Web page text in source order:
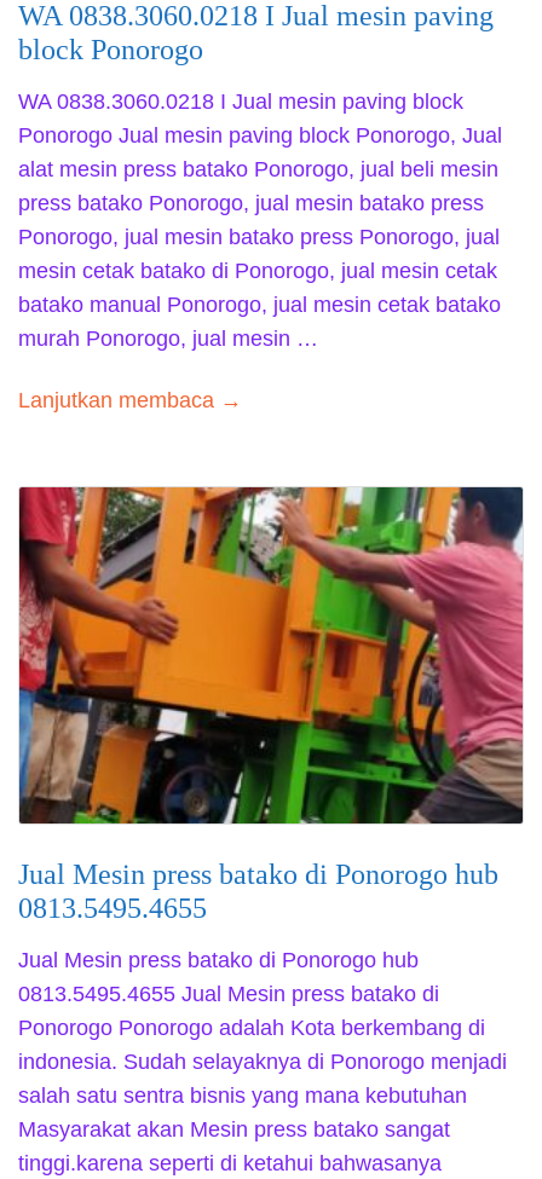
WA 0838.3060.0218 I Jual mesin paving
block Ponorogo
WA 0838.3060.0218 I Jual mesin paving block
Ponorogo Jual mesin paving block Ponorogo, Jual
alat mesin press batako Ponorogo, jual beli mesin
press batako Ponorogo, jual mesin batako press
Ponorogo, jual mesin batako press Ponorogo, jual
mesin cetak batako di Ponorogo, jual mesin cetak
batako manual Ponorogo, jual mesin cetak batako
murah Ponorogo, jual mesin …
Lanjutkan membaca →
Jual Mesin press batako di Ponorogo hub
0813.5495.4655
Jual Mesin press batako di Ponorogo hub
0813.5495.4655 Jual Mesin press batako di
Ponorogo Ponorogo adalah Kota berkembang di
indonesia. Sudah selayaknya di Ponorogo menjadi
salah satu sentra bisnis yang mana kebutuhan
Masyarakat akan Mesin press batako sangat
tinggi.karena seperti di ketahui bahwasanya